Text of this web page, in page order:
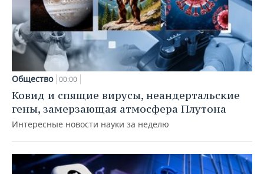
Общество 00:00
Ковид и спящие вирусы, неандертальские
гены, замерзающая атмосфера Плутона
Интересные новости науки за неделю